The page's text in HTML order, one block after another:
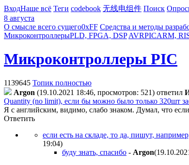
ВходНаше всё Теги codebook 无线电组件 Поиск
8 августа
О смысле всего сущего0xFF Средства и методы
МикроконтроллерыPLD, FPGA, DSP AVRPICARM,
Микроконтроллеры PIC
1139645 Топик полностью
Argon (19.10.2021 18:46, просмотров: 521) ответил
Quantity (no limit), если бы можно было только 320шт
Я с английским, видимо, слабо знаком. Думал, что
Ответить
если есть на складе, то да, пишут,
19:04)
буду знать, спасибо - Argon